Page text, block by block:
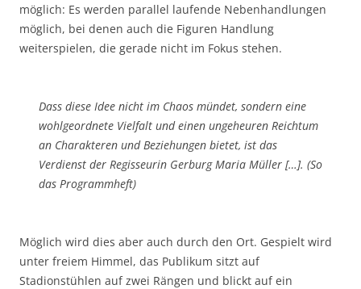
möglich: Es werden parallel laufende Nebenhandlungen
möglich, bei denen auch die Figuren Handlung
weiterspielen, die gerade nicht im Fokus stehen.
Dass diese Idee nicht im Chaos mündet, sondern eine
wohlgeordnete Vielfalt und einen ungeheuren Reichtum
an Charakteren und Beziehungen bietet, ist das
Verdienst der Regisseurin Gerburg Maria Müller […]. (So
das Programmheft)
Möglich wird dies aber auch durch den Ort. Gespielt wird
unter freiem Himmel, das Publikum sitzt auf
Stadionstühlen auf zwei Rängen und blickt auf ein